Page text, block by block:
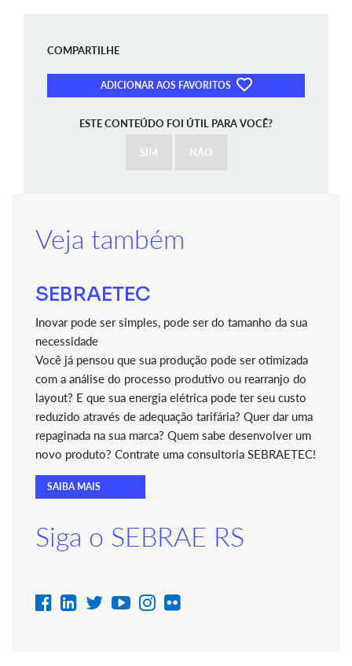
COMPARTILHE
ADICIONAR AOS FAVORITOS
ESTE CONTEÚDO FOI ÚTIL PARA VOCÊ?
SIM NÃO
Veja também
SEBRAETEC
Inovar pode ser simples, pode ser do tamanho da sua
necessidade
Você já pensou que sua produção pode ser otimizada
com a análise do processo produtivo ou rearranjo do
layout? E que sua energia elétrica pode ter seu custo
reduzido através de adequação tarifária? Quer dar uma
repaginada na sua marca? Quem sabe desenvolver um
novo produto? Contrate uma consultoria SEBRAETEC!
SAIBA MAIS
Siga o SEBRAE RS